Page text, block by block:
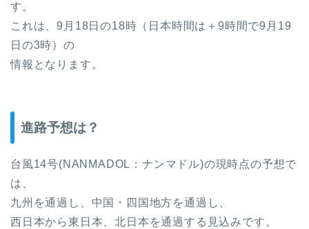
す。
これは、9月18日の18時（日本時間は＋9時間で9月19
日の3時）の
情報となります。
進路予想は？
台風14号(NANMADOL：ナンマドル)の現時点の予想で
は、
九州を通過し、中国・四国地方を通過し、
西日本から東日本、北日本を通過する見込みです。